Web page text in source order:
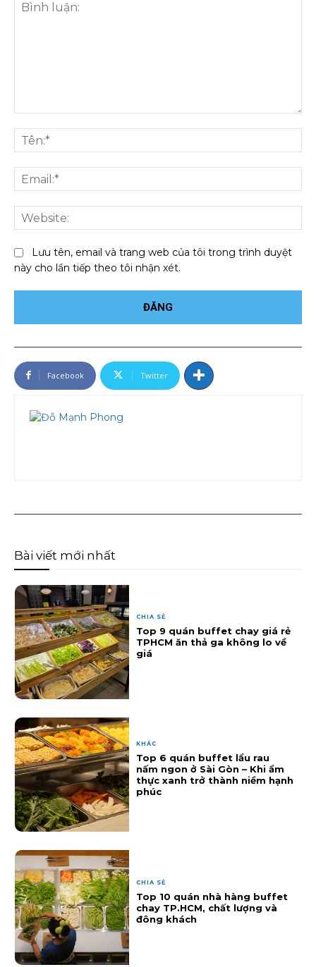
luận:
Lưu tên, email và trang web của tôi trong trình duyệt
này cho lần tiếp theo tôi nhận xét.
Facebook Twitter
Bài viết mới nhất
CHIA SẺ
Top 9 quán buffet chay giá rẻ
TPHCM ăn thả ga không lo về
giá
KHÁC
Top 6 quán buffet lẩu rau
nấm ngon ở Sài Gòn – Khi ẩm
thực xanh trở thành niềm hạnh
phúc
CHIA SẺ
Top 10 quán nhà hàng buffet
chay TP.HCM, chất lượng và
đông khách